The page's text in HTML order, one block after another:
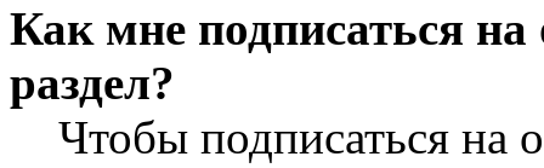
Как мне подписаться
раздел?
Чтобы подписаться на